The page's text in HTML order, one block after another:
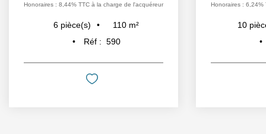
Honoraires : 8,44% TTC à la charge de l'acquéreur
6 pièce(s) 110 m²
Réf : 590
Honoraires : 6,24%
10